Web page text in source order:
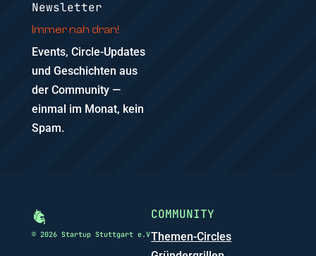
Newsletter
Immer nah dran!
Events, Circle-Updates
und Geschichten aus
der Community —
einmal im Monat, kein
Spam.
© 2026 Startup Stuttgart e.V
COMMUNITY
Themen-Circles